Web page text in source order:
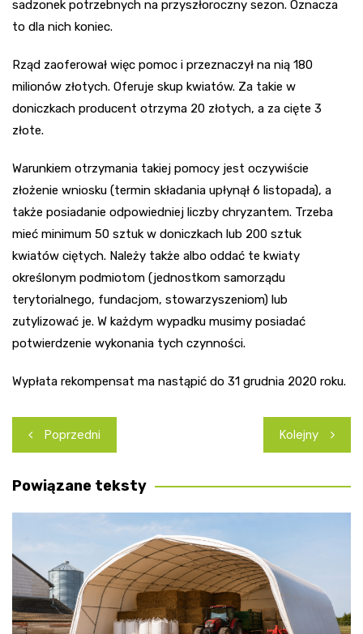
sadzonek potrzebnych na przyszłoroczny sezon. Oznacza
to dla nich koniec.
Rząd zaoferował więc pomoc i przeznaczył na nią 180
milionów złotych. Oferuje skup kwiatów. Za takie w
doniczkach producent otrzyma 20 złotych, a za cięte 3
złote.
Warunkiem otrzymania takiej pomocy jest oczywiście
złożenie wniosku (termin składania upłynął 6 listopada), a
także posiadanie odpowiedniej liczby chryzantem. Trzeba
mieć minimum 50 sztuk w doniczkach lub 200 sztuk
kwiatów ciętych. Należy także albo oddać te kwiaty
określonym podmiotom (jednostkom samorządu
terytorialnego, fundacjom, stowarzyszeniom) lub
zutylizować je. W każdym wypadku musimy posiadać
potwierdzenie wykonania tych czynności.
Wypłata rekompensat ma nastąpić do 31 grudnia 2020 roku.
Nawigacja
wpisu
Poprzedni Kolejny
Powiązane teksty